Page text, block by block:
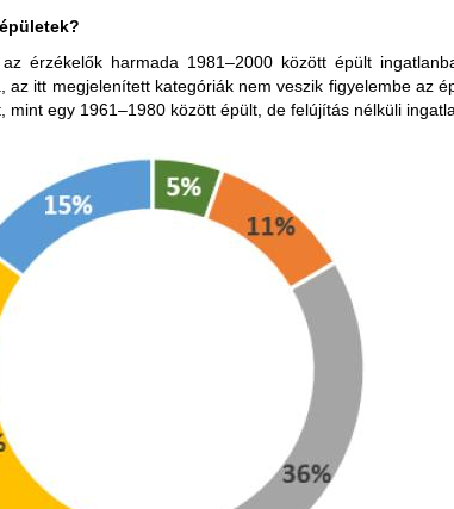
érzékelők harmada 1981–2000 között épült
az itt megjelenített kategóriák nem veszik figyelembe az
egy 1961–1980 között épült, de felújítás nélküli